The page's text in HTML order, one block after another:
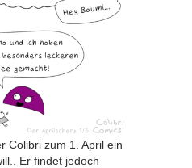
Colibri zum 1. April ein
Er findet jedoch